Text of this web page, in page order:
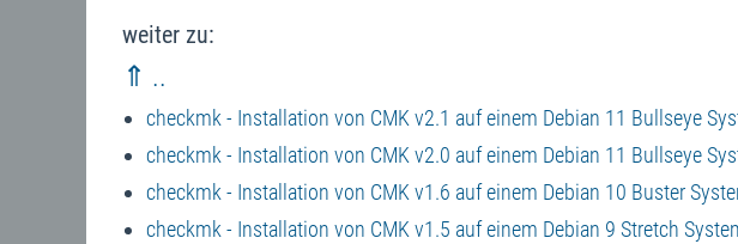
weiter zu:
⇑ ..
checkmk - Installation von CMK v2.1 auf einem Debian 11 Bullseye
checkmk - Installation von CMK v2.0 auf einem Debian 11 Bullseye
checkmk - Installation von CMK v1.6 auf einem Debian 10 Buster
checkmk - Installation von CMK v1.5 auf einem Debian 9 Stretch